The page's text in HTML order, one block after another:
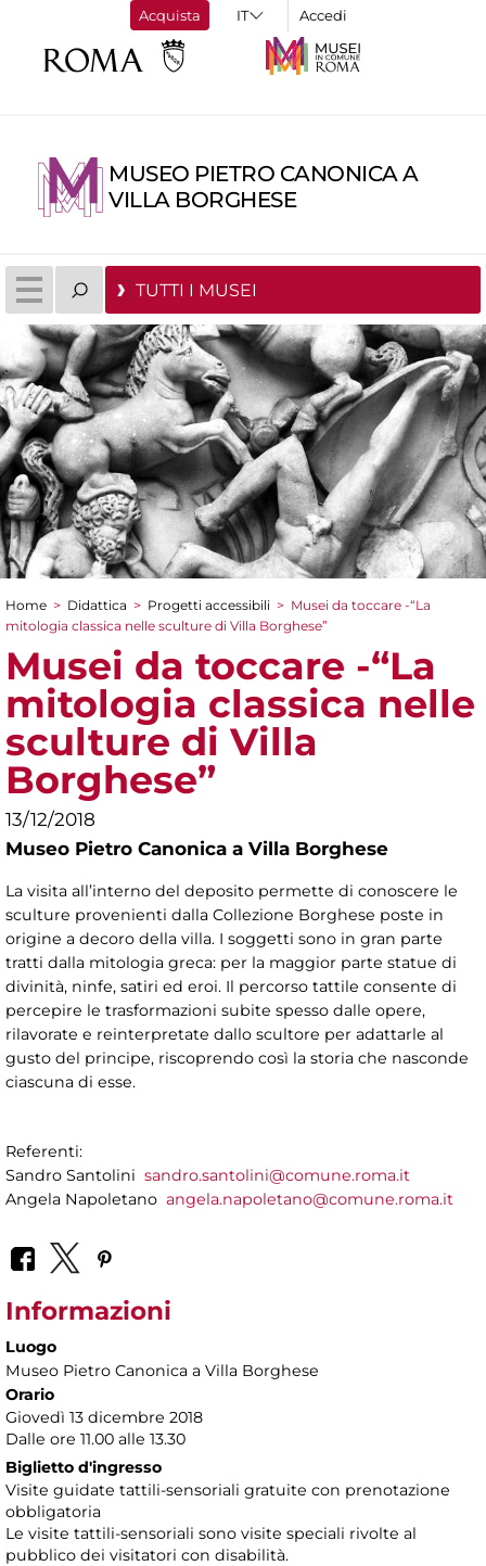
Acquista Accedi
MUSEO PIETRO CANONICA A
VILLA BORGHESE
TUTTI I MUSEI
Tu sei qui
Home > Didattica > Progetti accessibili > Musei da toccare -“La
mitologia classica nelle sculture di Villa Borghese”
Musei da toccare -“La
mitologia classica nelle
sculture di Villa
Borghese”
13/12/2018
Museo Pietro Canonica a Villa Borghese
La visita all’interno del deposito permette di conoscere le
sculture provenienti dalla Collezione Borghese poste in
origine a decoro della villa. I soggetti sono in gran parte
tratti dalla mitologia greca: per la maggior parte statue di
divinità, ninfe, satiri ed eroi. Il percorso tattile consente di
percepire le trasformazioni subite spesso dalle opere,
rilavorate e reinterpretate dallo scultore per adattarle al
gusto del principe, riscoprendo così la storia che nasconde
ciascuna di esse.
Referenti:
Sandro Santolini sandro.santolini@comune.roma.it
Angela Napoletano angela.napoletano@comune.roma.it
Informazioni
Luogo
Museo Pietro Canonica a Villa Borghese
Orario
Giovedì 13 dicembre 2018
Dalle ore 11.00 alle 13.30
Biglietto d'ingresso
Visite guidate tattili-sensoriali gratuite con prenotazione
obbligatoria
Le visite tattili-sensoriali sono visite speciali rivolte al
pubblico dei visitatori con disabilità.